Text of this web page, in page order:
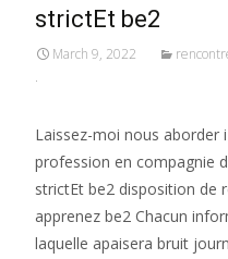
strictEt be2
March 9, 2022
.
Laissez-moi nous aborder i
profession en compagnie
strictEt be2 disposition de
apprenez be2 Chacun
laquelle apaisera bruit